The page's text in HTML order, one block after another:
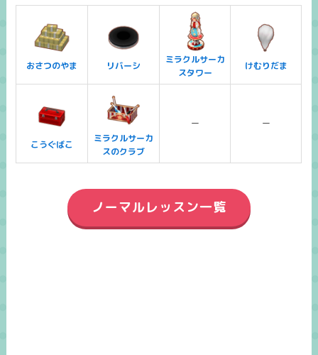
おさつのやま リバーシ
ミラクルサーカ
スタワー
けむりだま
こうぐばこ
ミラクルサーカ
スのクラブ
ー ー
ノーマルレッスン一覧